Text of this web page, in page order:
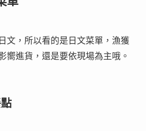
文，所以看的是日文菜單，漁獲
嚮進貨，還是要依現場為主哦。